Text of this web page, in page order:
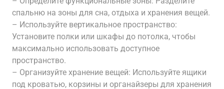
спальню на зоны для сна, отдыха и хранения вещей.
– Используйте вертикальное пространство:
Установите полки или шкафы до потолка, чтобы
максимально использовать доступное
пространство.
– Организуйте хранение вещей: Используйте ящики
под кроватью, корзины и органайзеры для хранения